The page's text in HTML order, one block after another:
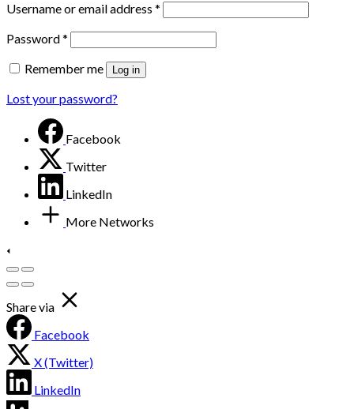
Username or email address *
Password*
Remember me
Log in
Lost your password?
Facebook
Twitter
LinkedIn
More Networks
Share via
Facebook
X (Twitter)
LinkedIn